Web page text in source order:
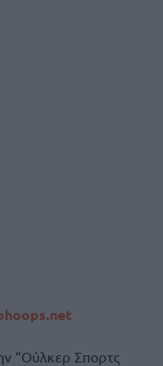
“Ούλκερ Σπορτς